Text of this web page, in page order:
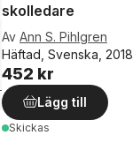
skolledare
Av Ann S. Pihlgren
Häftad, Svenska, 2018
452 kr
Lägg till
Skickas